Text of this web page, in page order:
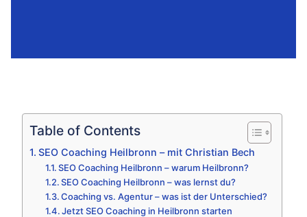
Table of Contents
SEO Coaching Heilbronn – mit Christian Bech
SEO Coaching Heilbronn – warum Heilbronn?
SEO Coaching Heilbronn – was lernst du?
Coaching vs. Agentur – was ist der Unterschied?
Jetzt SEO Coaching in Heilbronn starten